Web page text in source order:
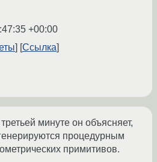
+00:00
Ссылка
минуте он объясняет,
процедурным
примитивов.